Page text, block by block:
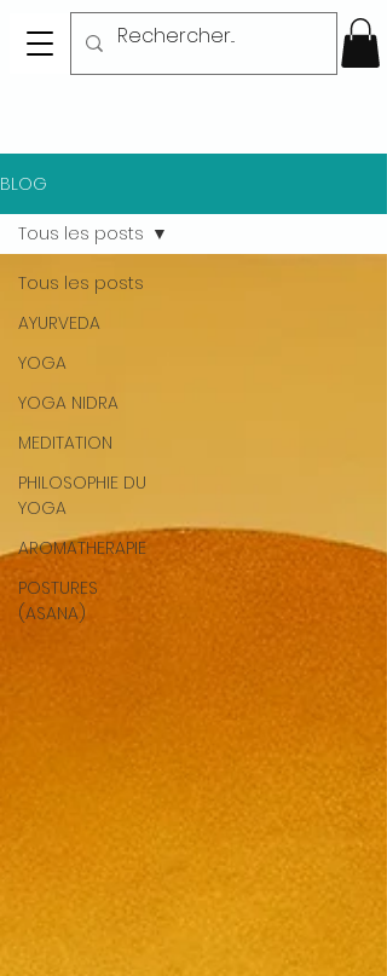
BLOG
Tous les posts
AYURVEDA
YOGA
YOGA NIDRA
MEDITATION
PHILOSOPHIE DU
YOGA
AROMATHERAPIE
POSTURES
(ASANA)
Tous les posts